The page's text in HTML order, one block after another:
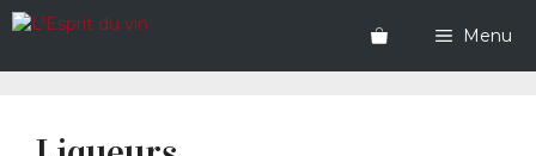
Aller
au
Menu